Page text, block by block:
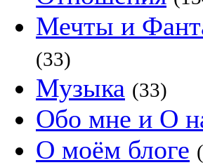
Мечты и
(33)
Музыка (33)
Обо мне и О
О моём блоге